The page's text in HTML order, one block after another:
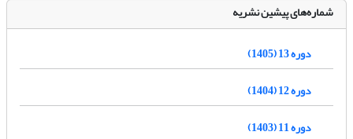
شماره‌های پیشین نشریه
دوره 13 (1405)
دوره 12 (1404)
دوره 11 (1403)